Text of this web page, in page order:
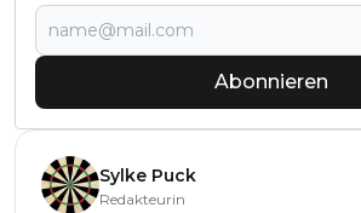
Abonnieren
Sylke Puck
Redakteurin